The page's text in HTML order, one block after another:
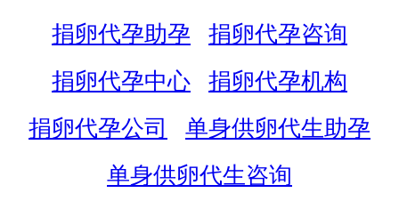
捐卵代孕助孕
捐卵代孕咨询
捐卵代孕中心
捐卵代孕机构
捐卵代孕公司
单身供卵代生助孕
单身供卵代生咨询